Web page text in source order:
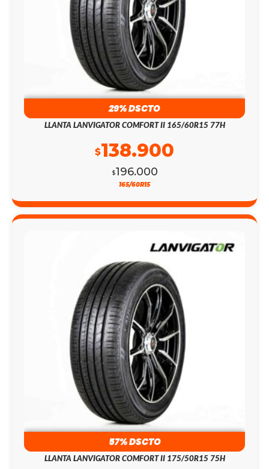
29% DSCTO
LLANTA LANVIGATOR COMFORT II 165/60R15 77H
$196.000
$138.900
165/60R15
57% DSCTO
LLANTA LANVIGATOR COMFORT II 175/50R15 75H